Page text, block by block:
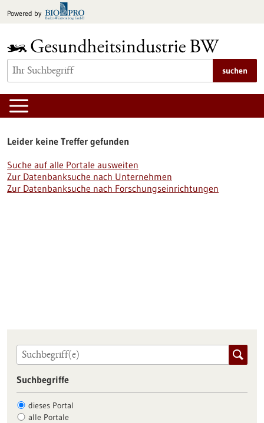
Inhalt
Powered by
suchen
Leider keine Treffer gefunden
Suche auf alle Portale ausweiten
Zur Datenbanksuche nach Unternehmen
Zur Datenbanksuche nach Forschungseinrichtungen
Suchbegriffe
dieses Portal
alle Portale